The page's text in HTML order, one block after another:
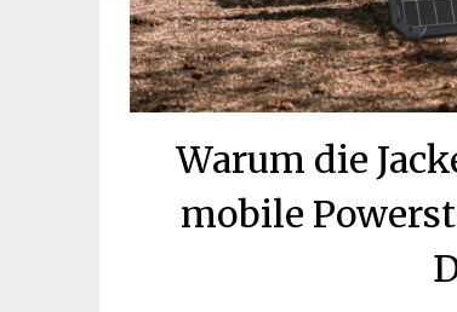
Warum die
mobile